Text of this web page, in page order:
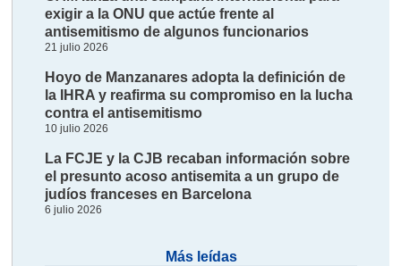
exigir a la ONU que actúe frente al
antisemitismo de algunos funcionarios
21 julio 2026
Hoyo de Manzanares adopta la definición de
la IHRA y reafirma su compromiso en la lucha
contra el antisemitismo
10 julio 2026
La FCJE y la CJB recaban información sobre
el presunto acoso antisemita a un grupo de
judíos franceses en Barcelona
6 julio 2026
Más leídas